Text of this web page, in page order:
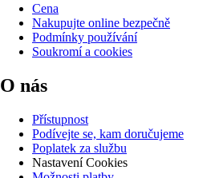
Cena
Nakupujte online bezpečně
Podmínky používání
Soukromí a cookies
O nás
Přístupnost
Podívejte se, kam doručujeme
Poplatek za službu
Nastavení Cookies